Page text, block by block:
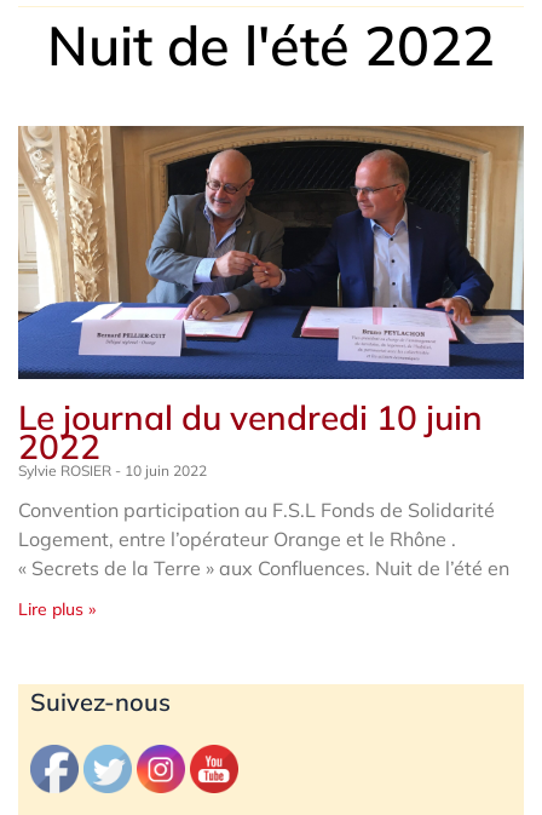
Nuit de l'été 2022
Le journal du vendredi 10 juin
2022
Sylvie ROSIER 10 juin 2022
Convention participation au F.S.L Fonds de Solidarité
Logement, entre l’opérateur Orange et le Rhône .
« Secrets de la Terre » aux Confluences. Nuit de l’été en
Lire plus »
Suivez-nous
Archives